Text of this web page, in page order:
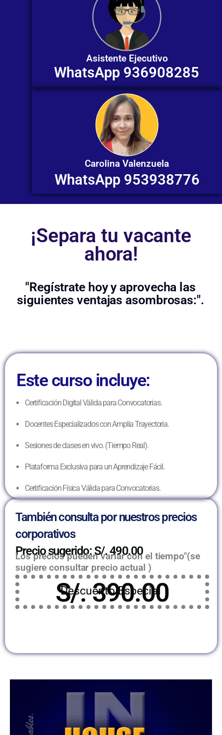
Asistente Ejecutivo
WhatsApp 936908285
Carolina Valenzuela
WhatsApp 953938776
¡Separa tu vacante
ahora!
"Regístrate hoy y aprovecha las
siguientes ventajas asombrosas:".
Este curso incluye:
Certificación Digital Válida para Convocatorias.
Docentes Especializados con Amplia Trayectoria.
Sesiones de clases en vivo. (Tiempo Real).
Plataforma Exclusiva para un Aprendizaje Fácil.
Certificación Física Válida para Convocatorias.
También consulta por nuestros precios
corporativos
Precio sugerido: S/. 490.00
Los precios pueden variar con el tiempo"(se
sugiere consultar precio actual )
Descuento Especial
S/. 390.00